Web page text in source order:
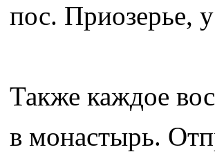
пос. Приозерье,
Также каждое
в монастырь.